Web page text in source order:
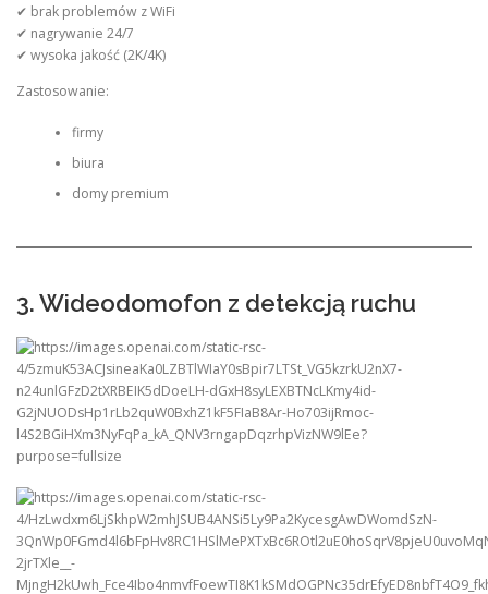
✔ brak problemów z WiFi
✔ nagrywanie 24/7
✔ wysoka jakość (2K/4K)
Zastosowanie:
firmy
biura
domy premium
3. Wideodomofon z detekcją ruchu